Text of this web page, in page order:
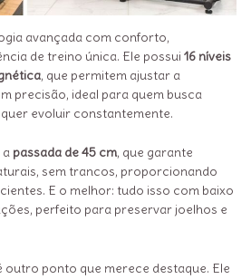
avançada com conforto,
de treino única. Ele possui 16 níveis
, que permitem ajustar a
precisão, ideal para quem busca
evoluir constantemente.
a passada de 45 cm, que garante
sem trancos, proporcionando
E o melhor: tudo isso com baixo
perfeito para preservar joelhos e
outro ponto que merece destaque. Ele